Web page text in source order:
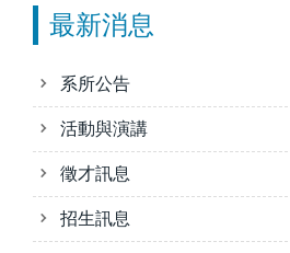
最新消息
系所公告
活動與演講
徵才訊息
招生訊息